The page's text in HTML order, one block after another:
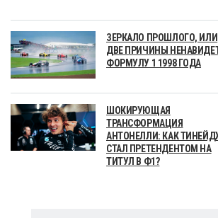
ЗЕРКАЛО ПРОШЛОГО, ИЛИ
ДВЕ ПРИЧИНЫ
ФОРМУЛУ 1 1998 ГОДА
ШОКИРУЮЩАЯ
ТРАНСФОРМАЦИЯ
АНТОНЕЛЛИ: КАК
СТАЛ ПРЕТЕНДЕНТОМ НА
ТИТУЛ В Ф1?